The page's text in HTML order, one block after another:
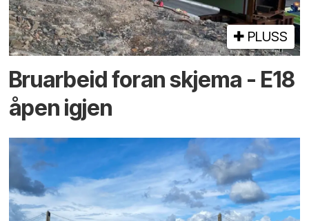
PLUSS
Bruarbeid foran skjema - E18
åpen igjen